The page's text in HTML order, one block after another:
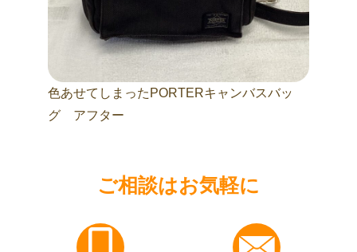
色あせてしまったPORTERキャンバスバッ
グ アフター
ご相談はお気軽に